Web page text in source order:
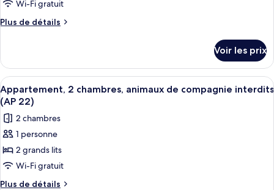
compagnie
(HOUSE
type
de
Appartement,
chambres,
terrasse
(AP
21)
Wi-Fi gratuit
Plus de détails
Plus
le
type
de
chambre
Appartement,
3
chambres,
terrasse
(AP
21)
Voir les prix
Afficher
toutes
les
photos
pour
ce
type
de
Une chambre d’hôtel moderne
5
Appartement, 2 chambres, animaux de compagnie interdits
(AP 22)
2 chambres
1 personne
2 grands lits
Wi-Fi gratuit
Plus de détails
Plus